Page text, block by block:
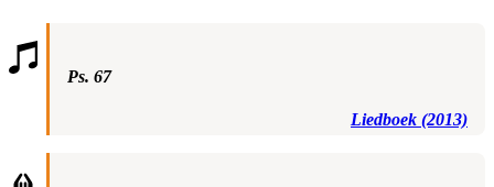
Ps. 67
Liedboek (2013)